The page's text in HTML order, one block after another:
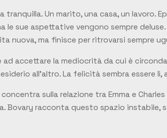
tranquilla. Un marito, una casa, un lavoro.
le sue aspettative vengono sempre
nuova, ma finisce per ritrovarsi sempre
ad accettare la mediocrità da cui è
all'altro. La felicità sembra essere lì,
sulla relazione tra Emma e
Bovary racconta questo spazio instabile,